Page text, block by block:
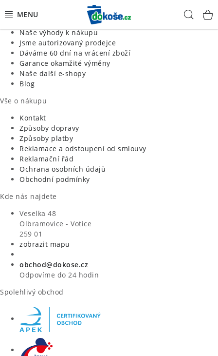
Jsme tradiční česká firma
Naše výhody k nákupu
Jsme autorizovaný prodejce
Dáváme 60 dní na vrácení zboží
Garance okamžité výměny
Naše další e-shopy
Blog
Vše o nákupu
Kontakt
Způsoby dopravy
Způsoby platby
Reklamace a odstoupení od smlouvy
Reklamační řád
Ochrana osobních údajů
Obchodní podmínky
Kde nás najdete
Veselka 48
Olbramovice - Votice
259 01
zobrazit mapu
obchod@dokose.cz
Odpovíme do 24 hodin
Spolehlivý obchod
KOŠE
SÁČKY
KUCHYNĚ
ORGANIZACE
DOMÁCNOST
ÚKLID
VÝPRODEJ
ZNAČKY
Úvod Kontakt Blog
Moje objednávka